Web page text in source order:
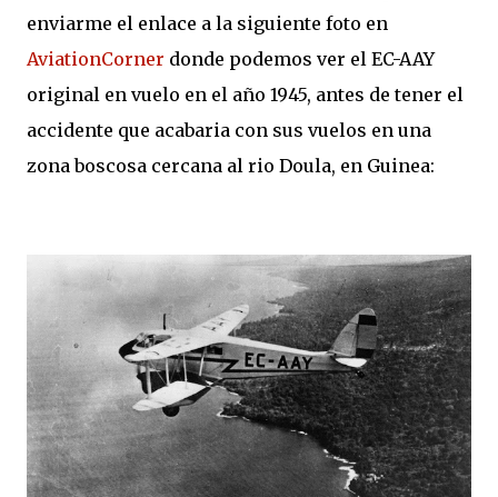
enviarme el enlace a la siguiente foto en
AviationCorner donde podemos ver el EC-AAY
original en vuelo en el año 1945, antes de tener el
accidente que acabaria con sus vuelos en una
zona boscosa cercana al rio Doula, en Guinea: